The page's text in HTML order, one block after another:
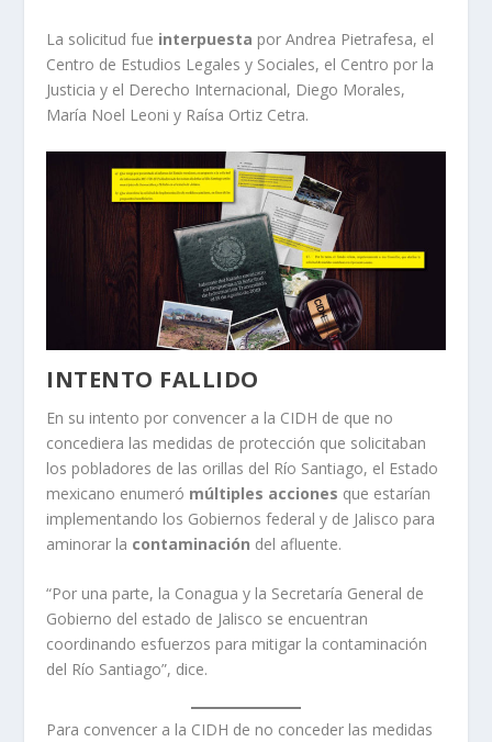
La solicitud fue interpuesta por Andrea Pietrafesa, el
Centro de Estudios Legales y Sociales, el Centro por la
Justicia y el Derecho Internacional, Diego Morales,
María Noel Leoni y Raísa Ortiz Cetra.
INTENTO FALLIDO
En su intento por convencer a la CIDH de que no
concediera las medidas de protección que solicitaban
los pobladores de las orillas del Río Santiago, el Estado
mexicano enumeró múltiples acciones que estarían
implementando los Gobiernos federal y de Jalisco para
aminorar la contaminación del afluente.
“Por una parte, la Conagua y la Secretaría General de
Gobierno del estado de Jalisco se encuentran
coordinando esfuerzos para mitigar la contaminación
del Río Santiago”, dice.
Para convencer a la CIDH de no conceder las medidas